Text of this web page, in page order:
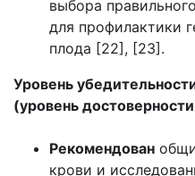
выбора
для профилактики
плода [22], [23].
Уровень
(уровень
Рекомендован
крови и